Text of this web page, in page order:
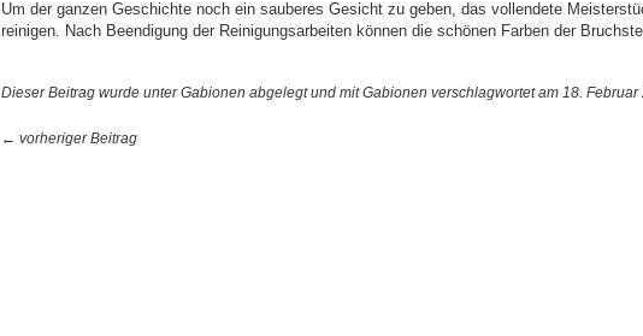
Um der ganzen Geschichte noch ein sauberes Gesicht zu geben, das vollendete
reinigen. Nach Beendigung der Reinigungsarbeiten können die schönen Farben der
Dieser Beitrag wurde unterGabionen abgelegt und mitGabionen verschlagwortet am 18. Februar
← vorheriger Beitrag